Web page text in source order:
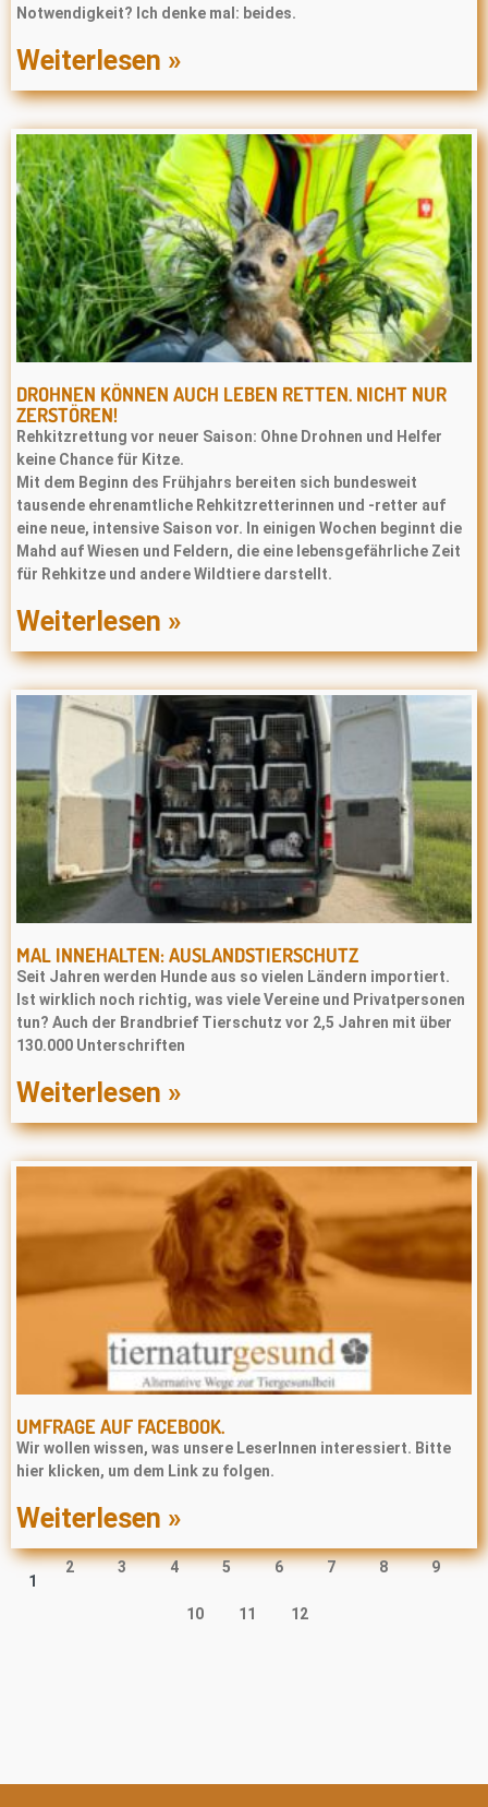
Notwendigkeit? Ich denke mal: beides.
Weiterlesen »
DROHNEN KÖNNEN AUCH LEBEN RETTEN. NICHT NUR
ZERSTÖREN!
Rehkitzrettung vor neuer Saison: Ohne Drohnen und Helfer
keine Chance für Kitze.
Mit dem Beginn des Frühjahrs bereiten sich bundesweit
tausende ehrenamtliche Rehkitzretterinnen und -retter auf
eine neue, intensive Saison vor. In einigen Wochen beginnt die
Mahd auf Wiesen und Feldern, die eine lebensgefährliche Zeit
für Rehkitze und andere Wildtiere darstellt.
Weiterlesen »
MAL INNEHALTEN: AUSLANDSTIERSCHUTZ
Seit Jahren werden Hunde aus so vielen Ländern importiert.
Ist wirklich noch richtig, was viele Vereine und Privatpersonen
tun? Auch der Brandbrief Tierschutz vor 2,5 Jahren mit über
130.000 Unterschriften
Weiterlesen »
UMFRAGE AUF FACEBOOK.
Wir wollen wissen, was unsere LeserInnen interessiert. Bitte
hier klicken, um dem Link zu folgen.
Weiterlesen »
1
2 3 4 5 6 7 8 9
10 11 12